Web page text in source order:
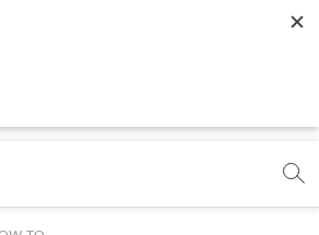
t
g
t
k
Oops!
| CREATIVE | ADVERTISING | CAMPAIGN |